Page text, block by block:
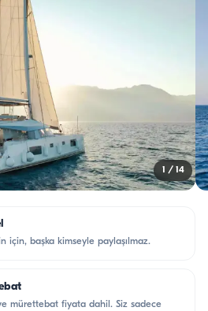
1 / 14
için, başka kimseyle paylaşılmaz.
mürettebat fiyata dahil. Siz sadece